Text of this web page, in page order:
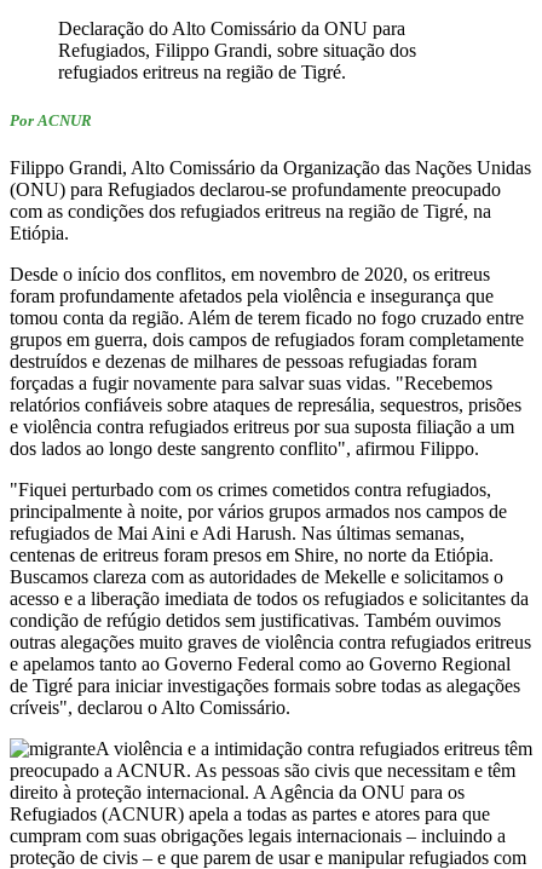
Declaração do Alto Comissário da ONU para
Refugiados, Filippo Grandi, sobre situação dos
refugiados eritreus na região de Tigré.
Por ACNUR
Filippo Grandi, Alto Comissário da Organização das Nações Unidas
(ONU) para Refugiados declarou-se profundamente preocupado
com as condições dos refugiados eritreus na região de Tigré, na
Etiópia.
Desde o início dos conflitos, em novembro de 2020, os eritreus
foram profundamente afetados pela violência e insegurança que
tomou conta da região. Além de terem ficado no fogo cruzado entre
grupos em guerra, dois campos de refugiados foram completamente
destruídos e dezenas de milhares de pessoas refugiadas foram
forçadas a fugir novamente para salvar suas vidas. "Recebemos
relatórios confiáveis sobre ataques de represália, sequestros, prisões
e violência contra refugiados eritreus por sua suposta filiação a um
dos lados ao longo deste sangrento conflito", afirmou Filippo.
"Fiquei perturbado com os crimes cometidos contra refugiados,
principalmente à noite, por vários grupos armados nos campos de
refugiados de Mai Aini e Adi Harush. Nas últimas semanas,
centenas de eritreus foram presos em Shire, no norte da Etiópia.
Buscamos clareza com as autoridades de Mekelle e solicitamos o
acesso e a liberação imediata de todos os refugiados e solicitantes da
condição de refúgio detidos sem justificativas. Também ouvimos
outras alegações muito graves de violência contra refugiados eritreus
e apelamos tanto ao Governo Federal como ao Governo Regional
de Tigré para iniciar investigações formais sobre todas as alegações
críveis", declarou o Alto Comissário.
A violência e a intimidação contra refugiados eritreus têm
preocupado a ACNUR. As pessoas são civis que necessitam e têm
direito à proteção internacional. A Agência da ONU para os
Refugiados (ACNUR) apela a todas as partes e atores para que
cumpram com suas obrigações legais internacionais – incluindo a
proteção de civis – e que parem de usar e manipular refugiados com